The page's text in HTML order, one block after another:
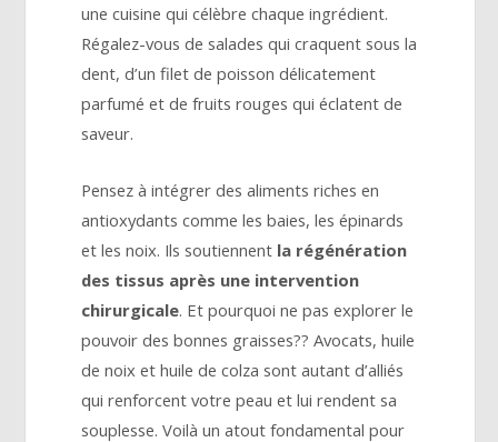
une cuisine qui célèbre chaque ingrédient.
Régalez-vous de salades qui craquent sous la
dent, d’un filet de poisson délicatement
parfumé et de fruits rouges qui éclatent de
saveur.
Pensez à intégrer des aliments riches en
antioxydants comme les baies, les épinards
et les noix. Ils soutiennent la régénération
des tissus après une intervention
chirurgicale. Et pourquoi ne pas explorer le
pouvoir des bonnes graisses?? Avocats, huile
de noix et huile de colza sont autant d’alliés
qui renforcent votre peau et lui rendent sa
souplesse. Voilà un atout fondamental pour